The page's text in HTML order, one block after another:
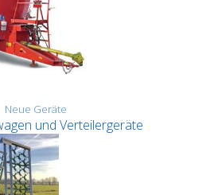
Neue Geräte
und Verteilergeräte